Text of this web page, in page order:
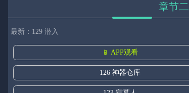
章节二
最新：129 潜入
📱 APP观看
126 神器仓库